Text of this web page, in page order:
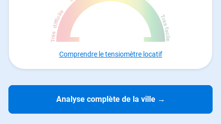
Comprendre le tensiomètre locatif
Analyse complète de la ville →